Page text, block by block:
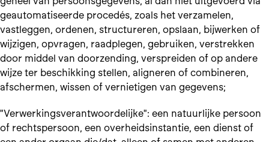
geautomatiseerde procedés, zoals het verzamelen,
vastleggen, ordenen, structureren, opslaan, bijwerken of
wijzigen, opvragen, raadplegen, gebruiken, verstrekken
door middel van doorzending, verspreiden of op andere
wijze ter beschikking stellen, aligneren of combineren,
afschermen, wissen of vernietigen van gegevens;
"Verwerkingsverantwoordelijke": een natuurlijke persoon
of rechtspersoon, een overheidsinstantie, een dienst of